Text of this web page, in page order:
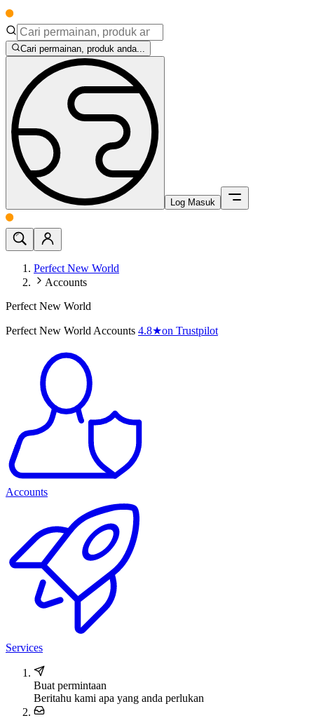
Cari permainan, produk anda...
Log Masuk
Perfect New World
Accounts
Perfect New World
Perfect New World Accounts 4.8★on Trustpilot
Accounts
Services
Buat permintaan
Beritahu kami apa yang anda perlukan